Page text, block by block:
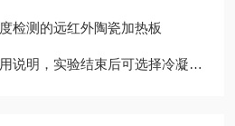
检测的远红外陶瓷加热板
实验结束后可选择冷凝水自动排空功能